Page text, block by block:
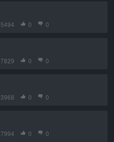
5494 0 0
7829 0 0
3968 0 0
7994 0 0